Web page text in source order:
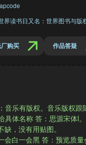
界读书日又名：世界图书与版
购买 作品答疑
乐有版权。音乐版权跟
体名称 答：思源宋体l。
，没有用贴图。
白一会黑 答：预览质